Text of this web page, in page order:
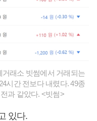
래소 빗썸에서 거래되는
시간 전보다 내렸다. 49종
과 같았다. <빗썸>
있다.